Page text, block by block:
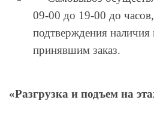
09-00 до 19-00 до
подтверждения
принявшим заказ.
«Разгрузка и подъем на